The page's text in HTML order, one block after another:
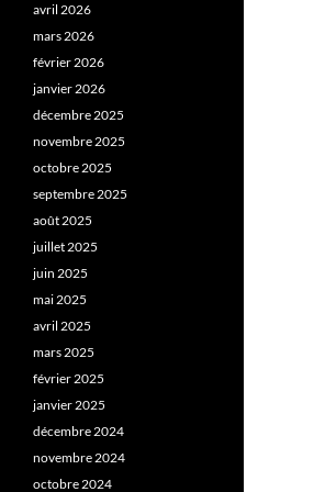
avril 2026
mars 2026
février 2026
janvier 2026
décembre 2025
novembre 2025
octobre 2025
septembre 2025
août 2025
juillet 2025
juin 2025
mai 2025
avril 2025
mars 2025
février 2025
janvier 2025
décembre 2024
novembre 2024
octobre 2024